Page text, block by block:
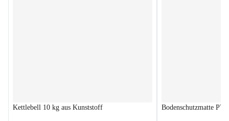
Kettlebell 10 kg aus Kunststoff Bodenschutzmatte